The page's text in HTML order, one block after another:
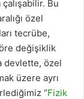
Bu
özel
tecrübe,
değişiklik
devlette, özel
üzere ayrı
“Fizik